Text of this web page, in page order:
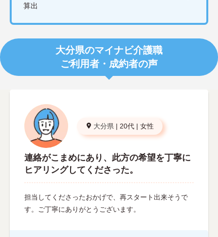
算出
大分県のマイナビ介護職
ご利用者・成約者の声
大分県 | 20代 | 女性
連絡がこまめにあり、此方の希望を丁寧に
ヒアリングしてくださった。
担当してくださったおかげで、再スタート出来そうで
す。ご丁寧にありがとうございます。